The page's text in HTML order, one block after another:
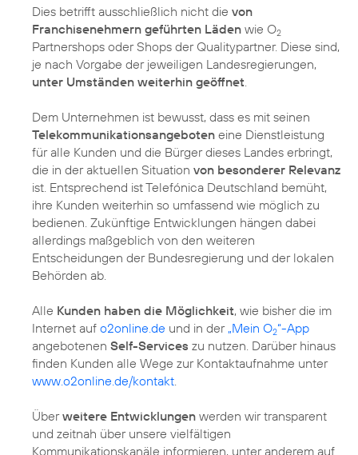
Dies betrifft ausschließlich nicht die von
Franchisenehmern geführten Läden wie O2
Partnershops oder Shops der Qualitypartner. Diese sind,
je nach Vorgabe der jeweiligen Landes­regierungen,
unter Umständen weiterhin geöffnet
Dem Unternehmen ist bewusst, dass es mit seinen
Tele­kommuni­kations­angeboten eine Dienstleistung
für alle Kunden und die Bürger dieses Landes erbringt,
die in der aktuellen Situation von besonderer Relevanz
ist. Entsprechend ist Telefónica Deutschland bemüht,
ihre Kunden weiterhin so umfassend wie möglich zu
bedienen. Zukünftige Entwicklungen hängen dabei
allerdings maßgeblich von den weiteren
Entscheidungen der Bundesregierung und der lokalen
Behörden ab.
Alle Kunden haben die Möglichkeit, wie bisher die im
Internet auf o2online.de und in der „Mein O2“-App
angebotenen Self-Services zu nutzen. Darüber hinaus
finden Kunden alle Wege zur Kontaktaufnahme unter
www.o2online.de/kontakt
Überweitere Entwicklungen werden wir transparent
und zeitnah über unsere vielfältigen
Kommunikationskanäle informieren, unter anderem auf